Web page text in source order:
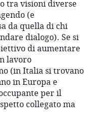
tra visioni diverse
(e
da quella di chi
dialogo). Se si
di aumentare
lavoro
(in Italia si trovano
in Europa e
per il
collegato ma